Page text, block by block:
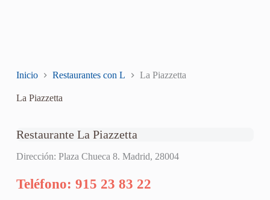
Inicio Restaurantes con L La Piazzetta
La Piazzetta
Restaurante La Piazzetta
Dirección: Plaza Chueca 8. Madrid, 28004
Teléfono: 915 23 83 22